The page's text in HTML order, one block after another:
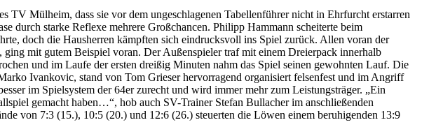
Mülheim, dass sie vor dem ungeschlagenen Tabellenführer nicht in Ehrfurcht erstarren
durch starke Reflexe mehrere Großchancen. Philipp Hammann scheiterte beim
doch die Hausherren kämpften sich eindrucksvoll ins Spiel zurück. Allen voran der
mit gutem Beispiel voran. Der Außenspieler traf mit einem Dreierpack innerhalb
und im Laufe der ersten dreißig Minuten nahm das Spiel seinen gewohnten Lauf. Die
Ivankovic, stand von Tom Grieser hervorragend organisiert felsenfest und im Angriff
im Spielsystem der 64er zurecht und wird immer mehr zum Leistungsträger. „Ein
gemacht haben…“, hob auch SV-Trainer Stefan Bullacher im anschließenden
von 7:3 (15.), 10:5 (20.) und 12:6 (26.) steuerten die Löwen einem beruhigenden 13:9